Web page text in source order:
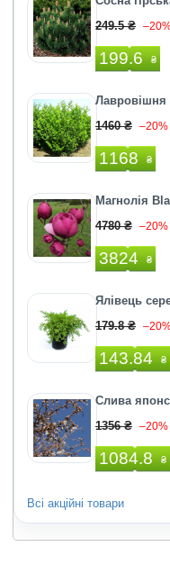
249.5 ₴
199.6 ₴
Лавровішня
1460 ₴ –20%
1168 ₴
Магнолія
4780 ₴ –20%
3824 ₴
Ялівець
179.8 ₴
143.84 ₴
Слива
1356 ₴ –20%
1084.8 ₴
Всі акційні товари